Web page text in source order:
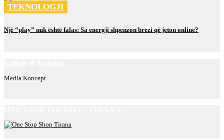
TEKNOLOGJI
Një “play” nuk është falas: Sa energji shpenzon brezi që jeton online?
Media Koncept